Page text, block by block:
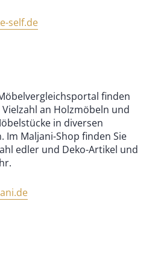
self.de
finden
Vielzahl an Holzmöbeln und
in diversen
Im Maljani-Shop finden Sie
edler und Deko-Artikel und